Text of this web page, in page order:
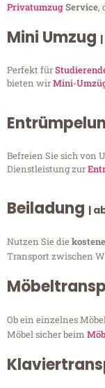
PrivatumzugService,
Mini Umzug
Perfekt für
bieten wirMini-
Befreien Sie sich von
Dienstleistung zur
Beiladung |
Nutzen Sie die
Transport zwischen
Ob ein einzelnes
Möbel sicher beim